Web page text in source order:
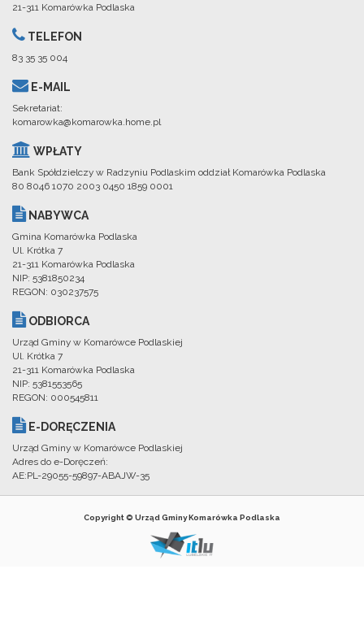
21-311 Komarówka Podlaska
TELEFON
83 35 35 004
E-MAIL
Sekretariat:
komarowka@komarowka.home.pl
WPŁATY
Bank Spółdzielczy w Radzyniu Podlaskim oddział Komarówka Podlaska
80 8046 1070 2003 0450 1859 0001
NABYWCA
Gmina Komarówka Podlaska
Ul. Krótka 7
21-311 Komarówka Podlaska
NIP: 5381850234
REGON: 030237575
ODBIORCA
Urząd Gminy w Komarówce Podlaskiej
Ul. Krótka 7
21-311 Komarówka Podlaska
NIP: 5381553565
REGON: 000545811
E-DORĘCZENIA
Urząd Gminy w Komarówce Podlaskiej
Adres do e-Doręczeń:
AE:PL-29055-59897-ABAJW-35
Copyright © Urząd Gminy Komarówka Podlaska